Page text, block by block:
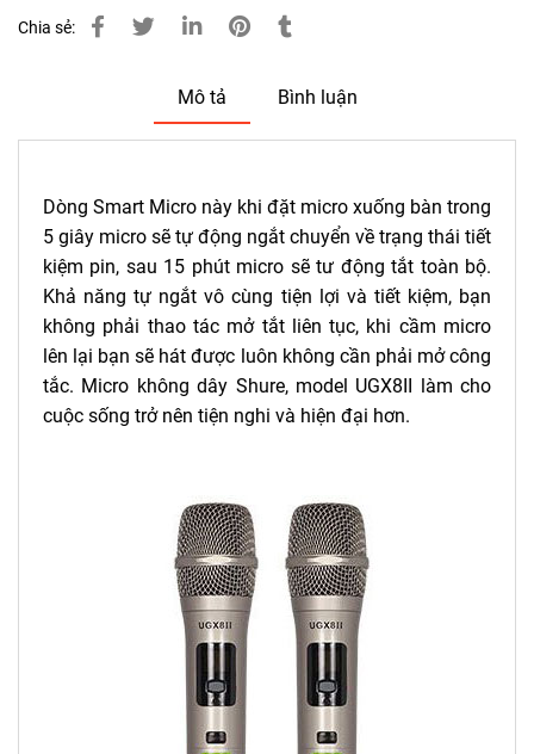
Chia sẻ:
Mô tả Bình luận
Dòng Smart Micro này khi đặt micro xuống bàn trong
5 giây micro sẽ tự động ngắt chuyển về trạng thái tiết
kiệm pin, sau 15 phút micro sẽ tư động tắt toàn bộ.
Khả năng tự ngắt vô cùng tiện lợi và tiết kiệm, bạn
không phải thao tác mở tắt liên tục, khi cầm micro
lên lại bạn sẽ hát được luôn không cần phải mở công
tắc. Micro không dây Shure, model UGX8II làm cho
cuộc sống trở nên tiện nghi và hiện đại hơn.